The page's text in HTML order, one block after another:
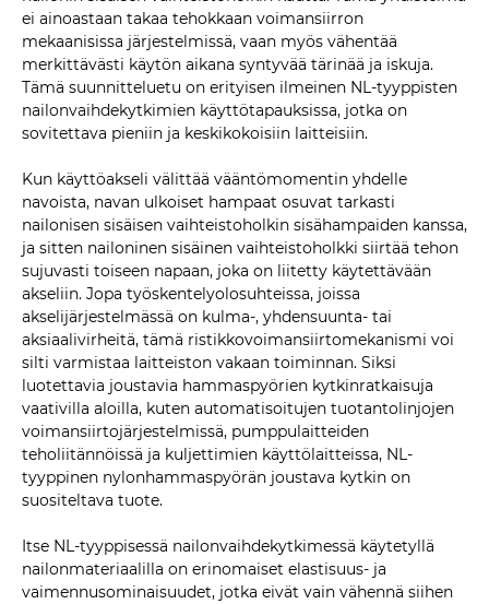
ei ainoastaan ​​takaa tehokkaan voimansiirron
mekaanisissa järjestelmissä, vaan myös vähentää
merkittävästi käytön aikana syntyvää tärinää ja iskuja.
Tämä suunnitteluetu on erityisen ilmeinen NL-tyyppisten
nailonvaihdekytkimien käyttötapauksissa, jotka on
sovitettava pieniin ja keskikokoisiin laitteisiin.
Kun käyttöakseli välittää vääntömomentin yhdelle
navoista, navan ulkoiset hampaat osuvat tarkasti
nailonisen sisäisen vaihteistoholkin sisähampaiden kanssa,
ja sitten nailoninen sisäinen vaihteistoholkki siirtää tehon
sujuvasti toiseen napaan, joka on liitetty käytettävään
akseliin. Jopa työskentelyolosuhteissa, joissa
akselijärjestelmässä on kulma-, yhdensuunta- tai
aksiaalivirheitä, tämä ristikkovoimansiirtomekanismi voi
silti varmistaa laitteiston vakaan toiminnan. Siksi
luotettavia joustavia hammaspyörien kytkinratkaisuja
vaativilla aloilla, kuten automatisoitujen tuotantolinjojen
voimansiirtojärjestelmissä, pumppulaitteiden
teholiitännöissä ja kuljettimien käyttölaitteissa, NL-
tyyppinen nylonhammaspyörän joustava kytkin on
suositeltava tuote.
Itse NL-tyyppisessä nailonvaihdekytkimessä käytetyllä
nailonmateriaalilla on erinomaiset elastisuus- ja
vaimennusominaisuudet, jotka eivät vain vähennä siihen